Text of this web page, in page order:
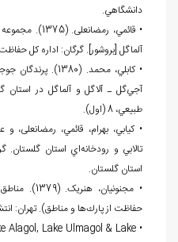
دانشگاهي.
• قائمي، رمضانعلی. (1375). مجموعه تالاب
آلماگل [بروشور]. گرگان: اداره كل
• كابلي، محمد. (1380). پرندگان جوجه
آجيگل ـ آلاگل و آلماگل در استان
طبيعي، 8 (اول).
• كيابي، بهرام، قائمي، رمضانعلی، و عبدلي،
تالابي و رودخانهاي استان گلستان.
استان گلستان.
•
حفاظت از پاركها و مناطق). تهران:
Alagol, Lake Ulmagol & Lake